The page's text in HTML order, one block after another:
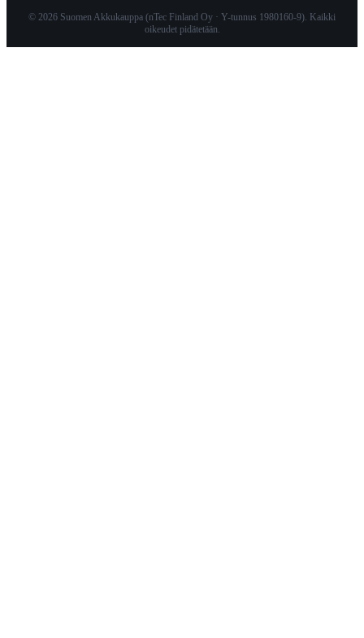
© 2026 Suomen Akkukauppa (nTec Finland Oy · Y-tunnus 1980160-9). Kaikki
oikeudet pidätetään.